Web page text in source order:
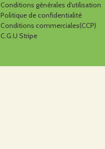
Conditions générales d'utilisation
Politique de confidentialité
Conditions commerciales(CCP)
C.G.U Stripe